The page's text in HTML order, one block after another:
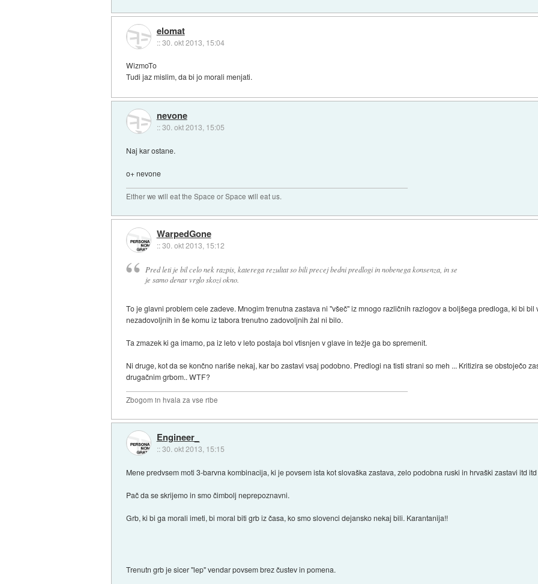
elomat
::30. okt 2013, 15:04
WizmoTo
Tudi jaz mislim, da bi jo morali menjati.
nevone
::30. okt 2013, 15:05
Naj kar ostane.
o+ nevone
Either we will eat the Space or Space will eat us.
WarpedGone
::30. okt 2013, 15:12
Pred leti je bil celo nek razpis, katerega rezultat so bili precej bedni predlogi in nobenega konsenza, in se
je samo denar vrglo skozi okno.
To je glavni problem cele zadeve. Mnogim trenutna zastava ni "všeč" iz mnogo različnih razlogov a boljšega predloga, ki bi
nezadovoljnih in še komu iz tabora trenutno zadovoljnih žal ni bilo.
Ta zmazek ki ga imamo, pa iz leto v leto postaja bol vtisnjen v glave in težje ga bo spremenit.
Ni druge, kot da se končno nariše nekaj, kar bo zastavi vsaj podobno. Predlogi na tisti strani so meh ... Kritizira se obstoječo
drugačnim grbom.. WTF?
Zbogom in hvala za vse ribe
Engineer_
::30. okt 2013, 15:15
Mene predvsem moti 3-barvna kombinacija, ki je povsem ista kot slovaška zastava, zelo podobna ruski in hrvaški zastavi itd itd
Pač da se skrijemo in smo čimbolj neprepoznavni.
Grb, ki bi ga morali imeti, bi moral biti grb iz časa, ko smo slovenci dejansko nekaj bili. Karantanija!!
Trenutn grb je sicer "lep" vendar povsem brez čustev in pomena.